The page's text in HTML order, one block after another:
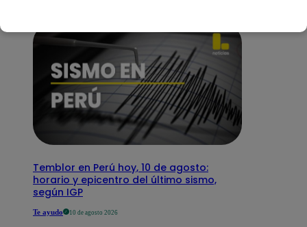
Temblor en Perú hoy, 10 de agosto:
horario y epicentro del último sismo,
según IGP
Te ayudo 10 de agosto 2026